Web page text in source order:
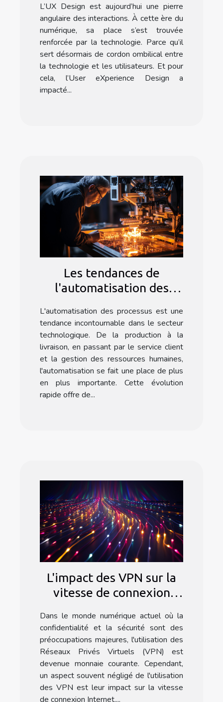
L’UX Design est aujourd’hui une pierre
angulaire des interactions. À cette ère du
numérique, sa place s’est trouvée
renforcée par la technologie. Parce qu’il
sert désormais de cordon ombilical entre
la technologie et les utilisateurs. Et pour
cela, l’User eXperience Design a
impacté...
Les tendances de
l'automatisation des
technologique avec
Formation Make
L'automatisation des processus est une
tendance incontournable dans le secteur
technologique. De la production à la
livraison, en passant par le service client
et la gestion des ressources humaines,
l'automatisation se fait une place de plus
en plus importante. Cette évolution
rapide offre de...
L'impact des VPN sur la
vitesse de connexion
Dans le monde numérique actuel où la
confidentialité et la sécurité sont des
préoccupations majeures, l'utilisation des
Réseaux Privés Virtuels (VPN) est
devenue monnaie courante. Cependant,
un aspect souvent négligé de l'utilisation
des VPN est leur impact sur la vitesse
de connexion Internet....